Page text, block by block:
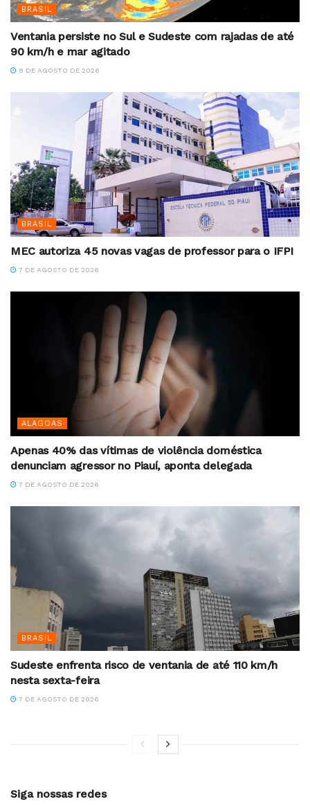
BRASIL
Ventania persiste no Sul e Sudeste com rajadas de até
90 km/h e mar agitado
8 DE AGOSTO DE 2026
BRASIL
MEC autoriza 45 novas vagas de professor para o IFPI
7 DE AGOSTO DE 2026
ALAGOAS
Apenas 40% das vítimas de violência doméstica
denunciam agressor no Piauí, aponta delegada
7 DE AGOSTO DE 2026
BRASIL
Sudeste enfrenta risco de ventania de até 110 km/h
nesta sexta-feira
7 DE AGOSTO DE 2026
Siga nossas redes